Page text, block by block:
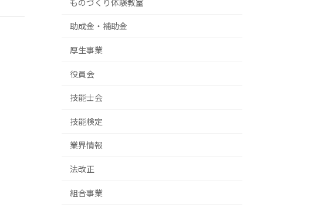
ものづくり体験教室
助成金・補助金
厚生事業
役員会
技能士会
技能検定
業界情報
法改正
組合事業